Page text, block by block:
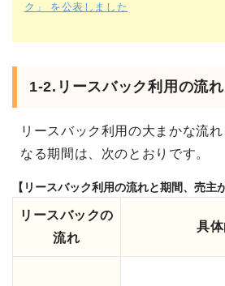
ク」 を公表しました
1-2.リースバック利用の流
リースバック利用の大まかな流
なる期間は、次のとおりです。
【リースバック利用の流れと期間、売主
リースバックの
流れ
具